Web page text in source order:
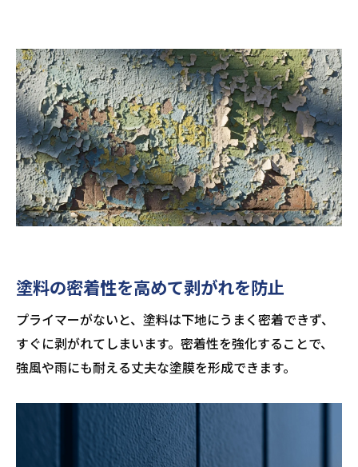
塗料の密着性を高めて剥がれを防止
プライマーがないと、塗料は下地にうまく密着できず、
すぐに剥がれてしまいます。密着性を強化することで、
強風や雨にも耐える丈夫な塗膜を形成できます。